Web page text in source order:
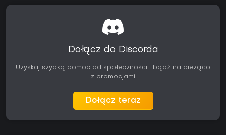
Dołącz do Discorda
Uzyskaj szybką pomoc od społeczności i bądź na bieżąco
z promocjami
Dołącz teraz